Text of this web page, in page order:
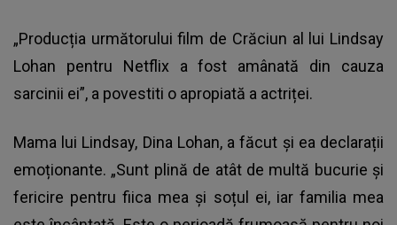
„Producția următorului film de Crăciun al lui Lindsay
Lohan pentru Netflix a fost amânată din cauza
sarcinii ei”, a povestiti o apropiată a actriței.
Mama lui Lindsay, Dina Lohan, a făcut și ea declarații
emoționante. „Sunt plină de atât de multă bucurie și
fericire pentru fiica mea și soțul ei, iar familia mea